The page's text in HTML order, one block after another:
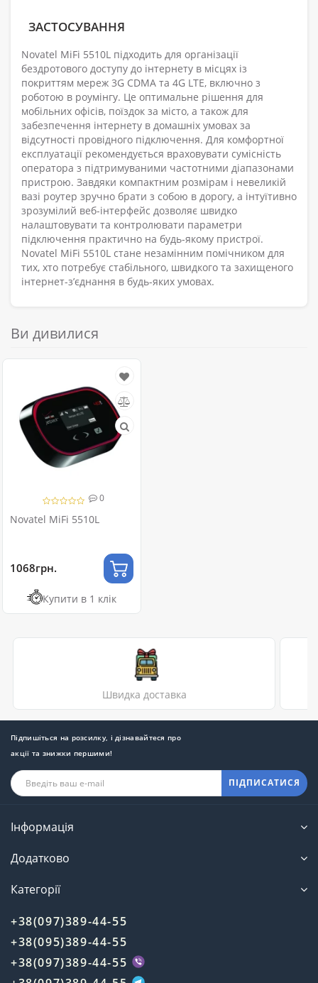
ЗАСТОСУВАННЯ
Novatel MiFi 5510L підходить для організації
бездротового доступу до інтернету в місцях із
покриттям мереж 3G CDMA та 4G LTE, включно з
роботою в роумінгу. Це оптимальне рішення для
мобільних офісів, поїздок за місто, а також для
забезпечення інтернету в домашніх умовах за
відсутності провідного підключення. Для комфортної
експлуатації рекомендується враховувати сумісність
оператора з підтримуваними частотними діапазонами
пристрою. Завдяки компактним розмірам і невеликій
вазі роутер зручно брати з собою в дорогу, а інтуїтивно
зрозумілий веб-інтерфейс дозволяє швидко
налаштовувати та контролювати параметри
підключення практично на будь-якому пристрої.
Novatel MiFi 5510L стане незамінним помічником для
тих, хто потребує стабільного, швидкого та захищеного
інтернет-з’єднання в будь-яких умовах.
Ви дивилися
0
Novatel MiFi 5510L
1068грн.
Купити в 1 клік
Швидка доставка
Підпишіться на розсилку, і дізнавайтеся про
акції та знижки першими!
ПІДПИСАТИСЯ
Інформація
Додатково
Категорії
+38(097)389-44-55
+38(095)389-44-55
+38(097)389-44-55